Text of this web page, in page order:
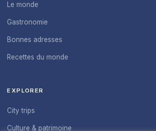
Le monde
Gastronomie
Bonnes adresses
Recettes du monde
EXPLORER
City trips
Culture & patrimoine